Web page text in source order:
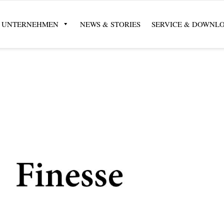
UNTERNEHMEN NEWS & STORIES SERVICE &